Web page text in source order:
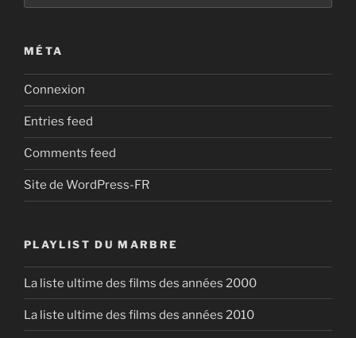
MÉTA
Connexion
Entries feed
Comments feed
Site de WordPress-FR
PLAYLIST DU MARBRE
La liste ultime des films des années 2000
La liste ultime des films des années 2010